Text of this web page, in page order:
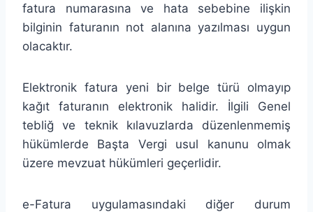
fatura numarasına ve hata sebebine ilişkin
bilginin faturanın not alanına yazılması uygun
olacaktır.
Elektronik fatura yeni bir belge türü olmayıp
kağıt faturanın elektronik halidir. İlgili Genel
tebliğ ve teknik kılavuzlarda düzenlenmemiş
hükümlerde Başta Vergi usul kanunu olmak
üzere mevzuat hükümleri geçerlidir.
e-Fatura uygulamasındaki diğer durum